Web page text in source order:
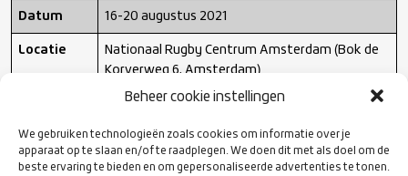
Beheer cookie instellingen
We gebruiken technologieën zoals cookies om informatie over je
apparaat op te slaan en/of te raadplegen. We doen dit met als doel om de
beste ervaring te bieden en om gepersonaliseerde advertenties te tonen.
Datum 16-20 augustus 2021
Locatie
Nationaal Rugby Centrum Amsterdam (Bok de
Korverweg 6, Amsterdam)
6-9 jaar (Rugbykamp), 10-12 jaar en 13-16 jaar
Kampsoort Dagkamp of kamp met overnachting